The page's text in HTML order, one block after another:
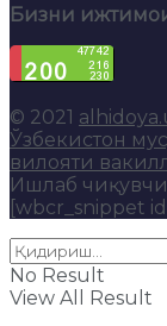
Бизни
© 2021
Ўзбекистон
вилояти
Ишлаб чиқувчи
[wbcr_snippet
No Result
View All Result